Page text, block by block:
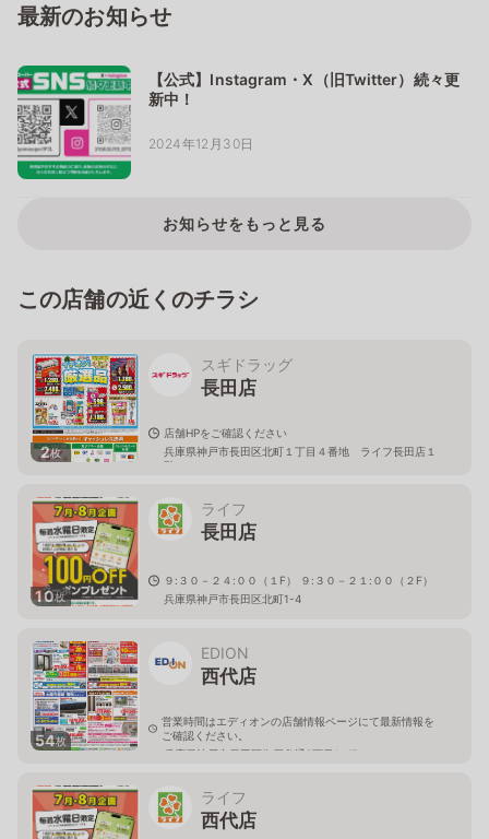
最新のお知らせ
【公式】Instagram・X（旧Twitter）続々更
新中！
2024年12月30日
お知らせをもっと見る
この店舗の近くのチラシ
2枚
スギドラッグ
長田店
店舗HPをご確認ください
兵庫県神戸市長田区北町１丁目４番地 ライフ長田店１
階
10枚
ライフ
長田店
９:３０－２４:００（１F） ９:３０－２１:００（２F）
兵庫県神戸市長田区北町1-4
54枚
EDION
西代店
営業時間はエディオンの店舗情報ページにて最新情報を
ご確認ください。
兵庫県神戸市長田区御屋敷通3丁目1-47
ライフ
西代店